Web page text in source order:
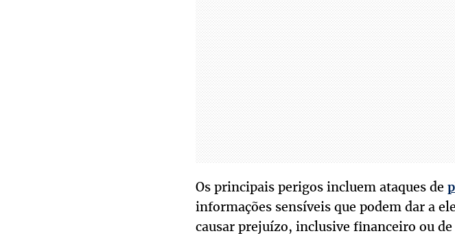
Os principais perigos incluem ataques de
informações sensíveis que podem dar a
causar prejuízo, inclusive financeiro ou